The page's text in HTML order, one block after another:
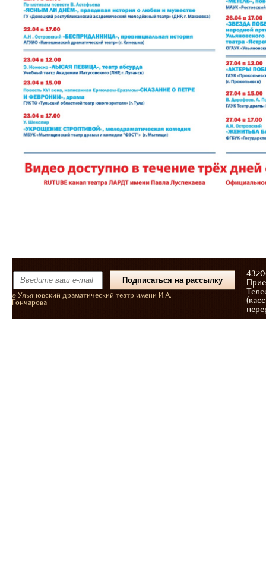
© Ульяновский драматический театр имени И.А.
Гончарова